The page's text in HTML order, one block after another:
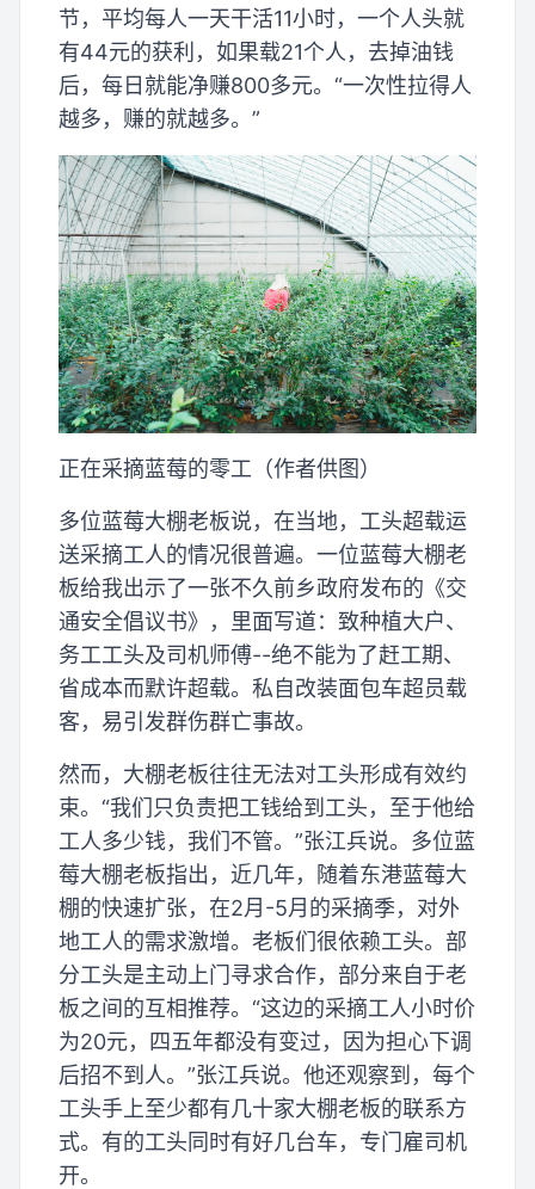
节，平均每人一天干活11小时，一个人头就
有44元的获利，如果载21个人，去掉油钱
后，每日就能净赚800多元。“一次性拉得人
越多，赚的就越多。”
正在采摘蓝莓的零工（作者供图）
多位蓝莓大棚老板说，在当地，工头超载运
送采摘工人的情况很普遍。一位蓝莓大棚老
板给我出示了一张不久前乡政府发布的《交
通安全倡议书》，里面写道：致种植大户、
务工工头及司机师傅--绝不能为了赶工期、
省成本而默许超载。私自改装面包车超员载
客，易引发群伤群亡事故。
然而，大棚老板往往无法对工头形成有效约
束。“我们只负责把工钱给到工头，至于他给
工人多少钱，我们不管。”张江兵说。多位蓝
莓大棚老板指出，近几年，随着东港蓝莓大
棚的快速扩张，在2月-5月的采摘季，对外
地工人的需求激增。老板们很依赖工头。部
分工头是主动上门寻求合作，部分来自于老
板之间的互相推荐。“这边的采摘工人小时价
为20元，四五年都没有变过，因为担心下调
后招不到人。”张江兵说。他还观察到，每个
工头手上至少都有几十家大棚老板的联系方
式。有的工头同时有好几台车，专门雇司机
开。